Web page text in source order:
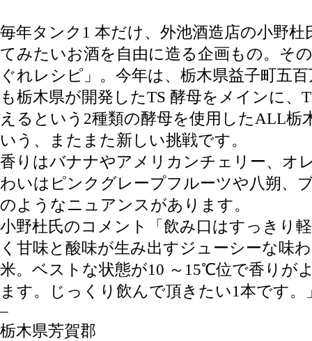
毎年タンク1 本だけ、外池酒造店の小野
てみたいお酒を自由に造る企画もの。そ
ぐれレシピ」。今年は、栃木県益子町五
も栃木県が開発したTS 酵母をメインに、
えるという2種類の酵母を使用したALL栃
いう、またまた新しい挑戦です。
香りはバナナやアメリカンチェリー、オ
わいはピンクグレープフルーツや八朔、
のようなニュアンスがあります。
小野杜氏のコメント「飲み口はすっきり
く甘味と酸味が生み出すジューシーな味
米。ベストな状態が10 ～15℃位で香りが
ます。じっくり飲んで頂きたい1本です。
–
栃木県芳賀郡